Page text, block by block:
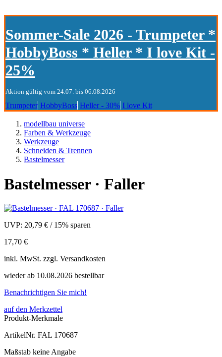
Sommer-Sale 2026 - Trumpeter *
HobbyBoss * Heller * I love Kit -
25%
Aktion gültig vom 24.07. bis 06.08.2026
Trumpeter HobbyBoss Heller - 30% I love Kit
modellbau universe
Farben & Werkzeuge
Werkzeuge
Schneiden & Trennen
Bastelmesser
Bastelmesser · Faller
UVP: 20,79 € / 15% sparen
17,70 €
inkl. MwSt. zzgl. Versandkosten
wieder ab 10.08.2026 bestellbar
Benachrichtigen Sie mich!
auf den Merkzettel
Produkt-Merkmale
ArtikelNr. FAL 170687
Maßstab keine Angabe